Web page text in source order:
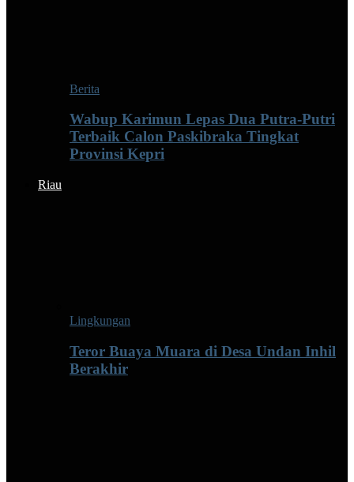
Berita
Wabup Karimun Lepas Dua Putra-Putri
Terbaik Calon Paskibraka Tingkat
Provinsi Kepri
Riau
Lingkungan
Teror Buaya Muara di Desa Undan Inhil
Berakhir